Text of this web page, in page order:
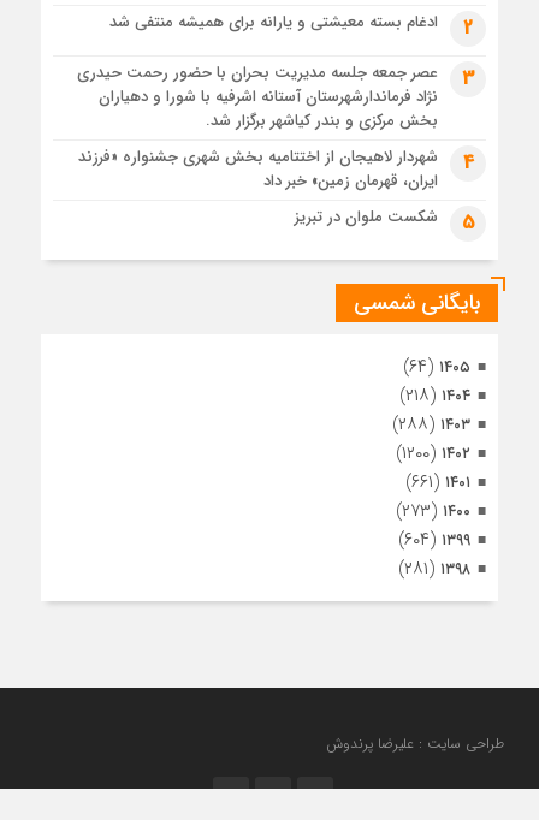
رئوف
تصاویر هوایی مراسم تشییع پیکر مطهر آقای شهید ایران – مشهد
مراسم تشییع پیکر مطهر آقای شهید ایران – مشهد
تصاویری از تراکم جمعیت حاضر در میدان ثورهالعشرین نجف
اشرف
2 ادغام بسته معیشتی و یارانه برای همیشه منتفی شد
3
عصر جمعه جلسه مدیریت بحران با حضور رحمت حیدری
نژاد فرماندارشهرستان آستانه اشرفیه با شورا و دهیاران
بخش مرکزی و بندر کیاشهر برگزار شد.
4
شهردار لاهیجان از اختتامیه بخش شهری جشنواره «فرزند
ایران، قهرمان زمین» خبر داد
5 شکست ملوان در تبریز
بایگانی شمسی
۱۴۰۵ (۶۴)
۱۴۰۴ (۲۱۸)
۱۴۰۳ (۲۸۸)
۱۴۰۲ (۱۲۰۰)
۱۴۰۱ (۶۶۱)
۱۴۰۰ (۲۷۳)
۱۳۹۹ (۶۰۴)
۱۳۹۸ (۲۸۱)
طراحی سایت : علیرضا پرندوش